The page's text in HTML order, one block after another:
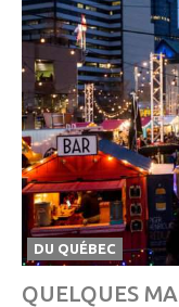
DU QUÉBEC
QUELQUES